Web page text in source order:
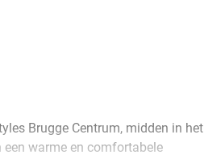
Brugge Centrum, midden in het
warme en comfortabele